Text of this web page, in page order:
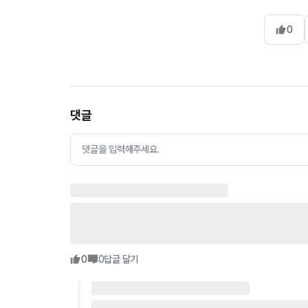
0
댓글
댓글을 입력해주세요.
0 0답글 달기